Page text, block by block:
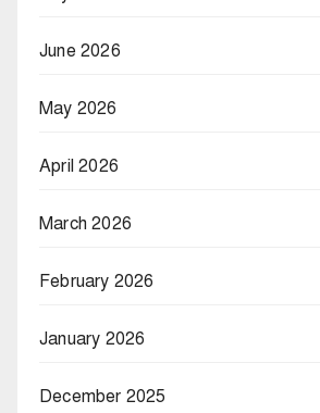
June 2026
May 2026
April 2026
March 2026
February 2026
January 2026
December 2025